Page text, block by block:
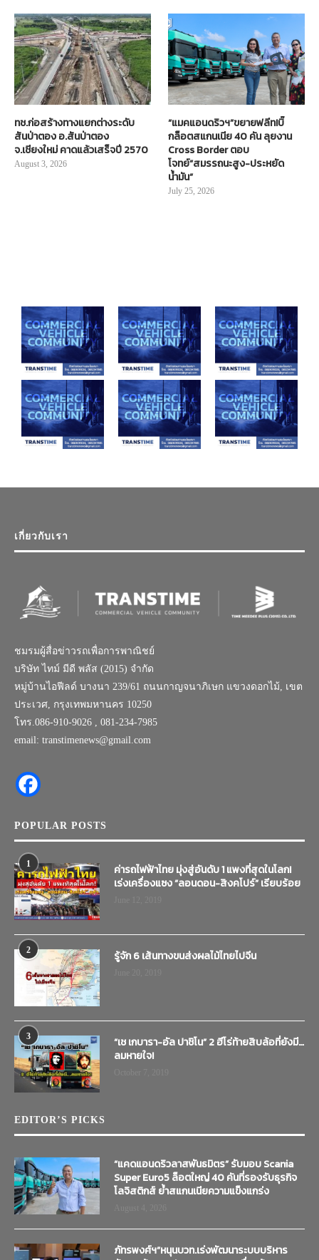
ทช.ก่อสร้างทางแยกต่างระดับ
สันป่าตอง อ.สันป่าตอง
จ.เชียงใหม่ คาดแล้วเสร็จปี 2570
August 3, 2026
“แมคแอนดริวฯ”ขยายฟลีท!บิ๊
กล็อตสแกนเนีย 40 คัน ลุยงาน
Cross Border ตอบ
โจทย์“สมรรถนะสูง-ประหยัด
น้ำมัน”
July 25, 2026
เกี่ยวกับเรา
ชมรมผู้สื่อข่าวรถเพื่อการพาณิชย์
บริษัท ไทม์ มีดี พลัส (2015) จำกัด
หมู่บ้านไอฟีลด์ บางนา 239/61 ถนนกาญจนาภิเษก แขวงดอกไม้, เขต
ประเวศ, กรุงเทพมหานคร 10250
โทร.086-910-9026 , 081-234-7985
email: transtimenews@gmail.com
POPULAR POSTS
1
ค่ารถไฟฟ้าไทย มุ่งสู่อันดับ 1 แพงที่สุดในโลก!
เร่งเครื่องแซง “ลอนดอน-สิงคโปร์” เรียบร้อย
2 รู้จัก 6 เส้นทางขนส่งผลไม้ไทยไปจีน
3
“เช เกบารา-อัล ปาชิโน” 2 ฮีโร่ท้ายสิบล้อที่ยังมี…
ลมหายใจ!
EDITOR’S PICKS
“แคดแอนดริวลาสพันธมิตร” รับมอบ Scania
Super Euro5 ล็อตใหญ่ 40 คันที่รองรับธุรกิจ
โลจิสติกส์ ย้ำสแกนเนียความแข็งแกร่ง
ภัทรพงศ์ฯ”หนุนบวท.เร่งพัฒนาระบบบริหาร